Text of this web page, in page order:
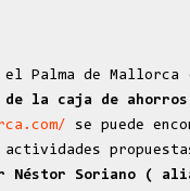
el Palma de
la caja de ahorros
se puede
Néstor Soriano (